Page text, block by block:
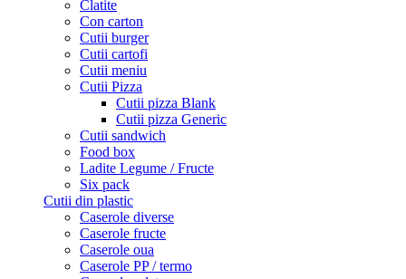
Clatite
Con carton
Cutii burger
Cutii cartofi
Cutii meniu
Cutii Pizza
Cutii pizza Blank
Cutii pizza Generic
Cutii sandwich
Food box
Ladite Legume / Fructe
Six pack
Cutii din plastic
Caserole diverse
Caserole fructe
Caserole oua
Caserole PP / termo